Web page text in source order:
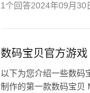
1个回答2024年09月30
数码宝贝官方游戏
以下为您介绍一些数码
制作的第一款数码宝贝